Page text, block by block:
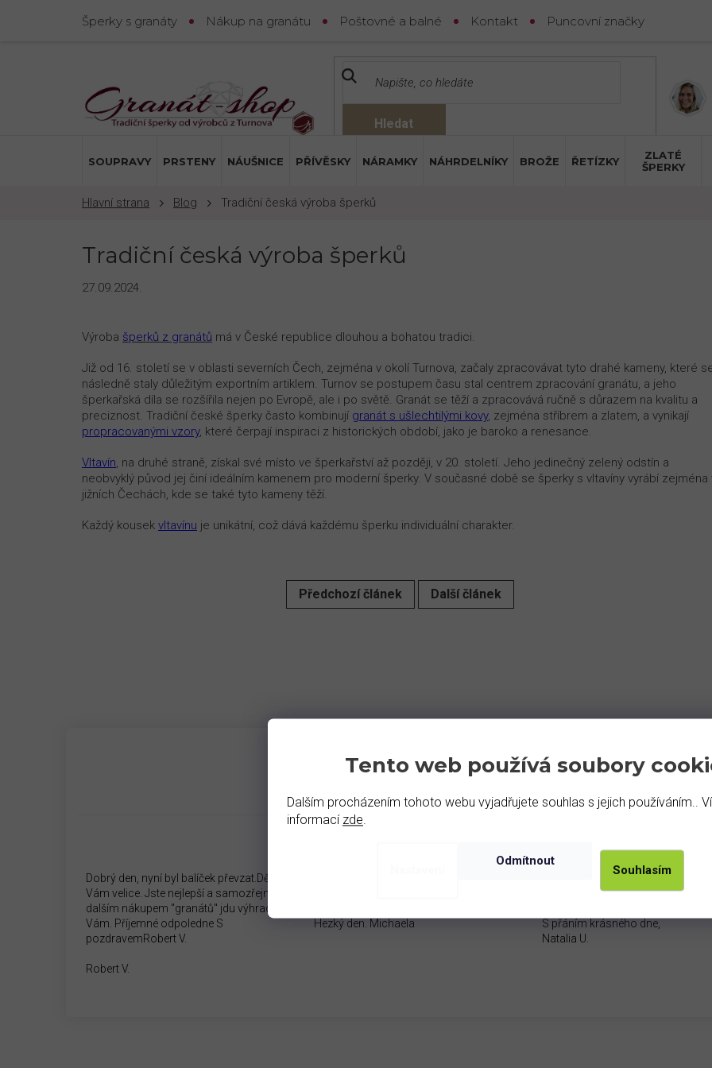
Tento web používá soubory
Dalším procházením tohoto webu vyjadřujete souhlas s jejich používáním..
informací zde.
Odmítnout
Souhlasím
Šperky s granáty Nákup na granátu Poštovné a balné Kontakt Puncovní značky
Hledat
SOUPRAVY PRSTENY NÁUŠNICE PŘÍVĚSKY NÁRAMKY NÁHRDELNÍKY BROŽE ŘETÍZKY
ZLATÉ
ŠPERKY
Blog Tradiční česká výroba šperků
Tradiční česká výroba šperků
27.09.2024.
Výroba šperků z granátů má v České republice dlouhou a bohatou tradici.
Již od 16. století se v oblasti severních Čech, zejména v okolí Turnova, začaly zpracovávat tyto drahé kameny, které
následně staly důležitým exportním artiklem. Turnov se postupem času stal centrem zpracování granátu, a jeho
šperkařská díla se rozšířila nejen po Evropě, ale i po světě. Granát se těží a zpracovává ručně s důrazem na kvalitu a
preciznost. Tradiční české šperky často kombinují granát s ušlechtilými kovy, zejména stříbrem a zlatem, a vynikají
propracovanými vzory, které čerpají inspiraci z historických období, jako je baroko a renesance.
Vltavín , na druhé straně, získal své místo ve šperkařství až později, v 20. století. Jeho jedinečný zelený odstín a
neobvyklý původ jej činí ideálním kamenem pro moderní šperky. V současné době se šperky s vltavíny vyrábí zejména
jižních Čechách, kde se také tyto kameny těží.
Každý kousek vltavínu je unikátní, což dává každému šperku individuální charakter.
Předchozí článek Další článek
Dobrý den, nyní byl balíček převzat.Děkuji
Vám velice. Jste nejlepší a samozřejmě s
dalším nákupem "granátů" jdu výhradně k
Vám. Příjemné odpoledne S
pozdravemRobert V.
Robert V.
Hezký den. Michaela
Dobrý den, mockrát děkuji za
Zásilka už přišla a jsem
S přáním krásného dne,
Natalia U.